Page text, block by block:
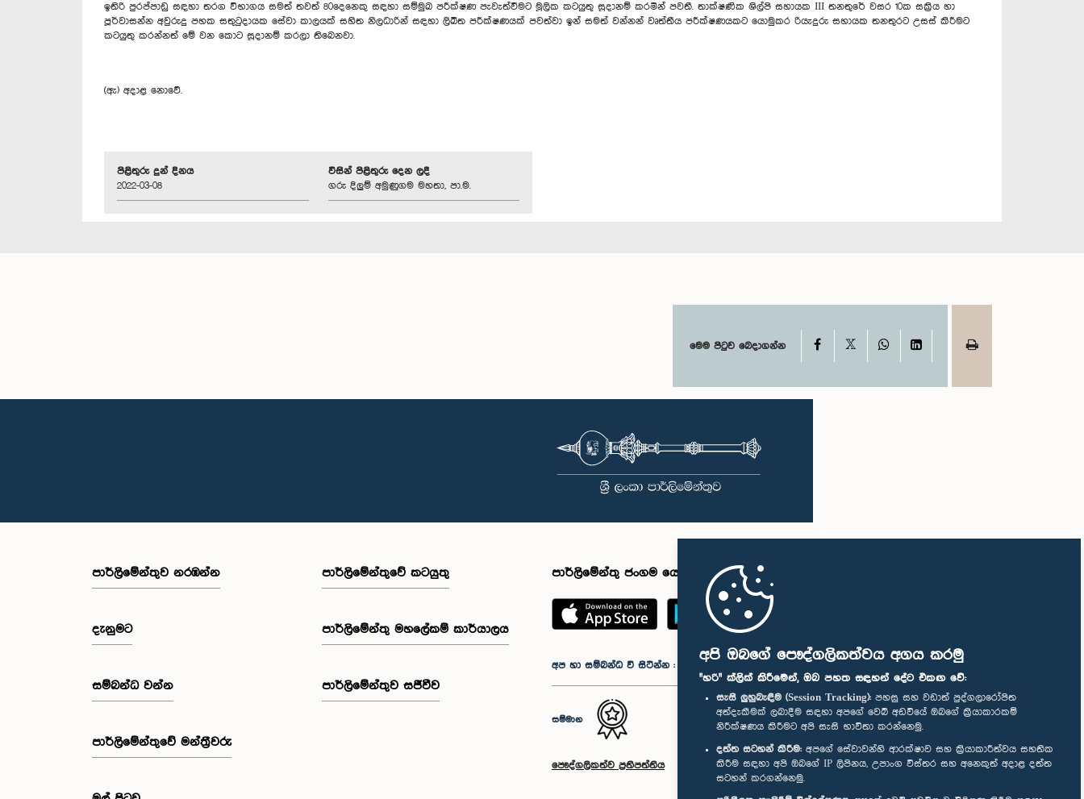
අපි ඔබගේ පෞද්ගලිකත්වය අගය කරමු
"හරි" ක්ලික් කිරීමෙන්, ඔබ පහත සඳහන් දේට එකඟ වේ:
සැසි ලුහුබැඳීම (Session Tracking): පහසු සහ වඩාත් පුද්ගලාරෝපිත
අත්දැකීමක් ලබාදීම සඳහා අපගේ වෙබ් අඩවියේ ඔබගේ ක්‍රියාකාරකම්
නිරීක්ෂණය කිරීමට අපි සැසි භාවිතා කරන්නෙමු.
දත්ත සටහන් කිරීම: අපගේ සේවාවන්හි ආරක්ෂාව සහ ක්‍රියාකාරීත්වය සහතික
කිරීම සඳහා අපි ඔබගේ IP ලිපිනය, උපාංග විස්තර සහ අනෙකුත් අදාළ දත්ත
සටහන් කරගන්නෙමු.
ඉතිරි පුරප්පාඩු සඳහා තරග විභාගය සමත් තවත් 80දෙනෙකු සඳහා සම්මුඛ පරීක්ෂණ පැවැත්වීමට මූලික කටයුතු සූදානම් කරමින් පවතී. තාක්ෂණික ශිල්පි සහායක III තනතුරේ වසර 10ක සක්‍රිය හා
පූර්වාසන්න අවුරුදු පහක සතුටුදායක සේවා කාලයක් සහිත නිලධාරින් සඳහා ලිඛිත පරීක්ෂණයක් පවත්වා ඉන් සමත් වන්‍නන් වෘත්තීය පරීක්ෂණයකට යොමුකර රියැදුරු සහායක තනතුරට උසස් කිරීමට
කටයුතු කරන්නත් මේ වන කොට සූදානම් කරලා තිබෙනවා.
(ඇ) අදාළ නොවේ.
පිළිතුරු දුන් දිනය
2022-03-08
විසින් පිළිතුරු දෙන ලදී
ගරු දිලුම් අමුණුගම මහතා, පා.ම.
මෙම පිටුව බෙදාගන්න Facebook WhatsAppLinkedIn
පාර්ලි‌මේන්තුව නරඹන්න
දැනුමට
සම්බන්ධ වන්න
පාර්ලි‌මේන්තුවේ මන්ත්‍රීවරු
පාර්ලිමේන්තුවේ කටයුතු
පාර්ලිමේන්තු මහලේකම් කාර්යාලය
පාර්ලිමේන්තුව සජීවීව
පාර්ලිමේන්තු ජංගම යෙදුම
අප හා සම්බන්ධ වී සිටින්න :
සම්මාන
පෞද්ගලිකත්ව ප්‍රතිපත්තිය